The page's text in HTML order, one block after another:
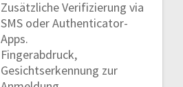
Zusätzliche Verifizierung via
SMS oder Authenticator-
Apps.
Fingerabdruck,
Gesichtserkennung zur